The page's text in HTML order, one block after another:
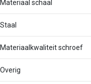
Materiaal schaal
Staal
Materiaalkwaliteit schroef
Overig